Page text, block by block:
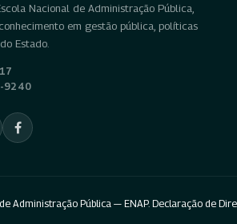
Nacional de Administração Pública,
em gestão pública, políticas
Estado.
9240
Administração Pública — ENAP. Declaração de